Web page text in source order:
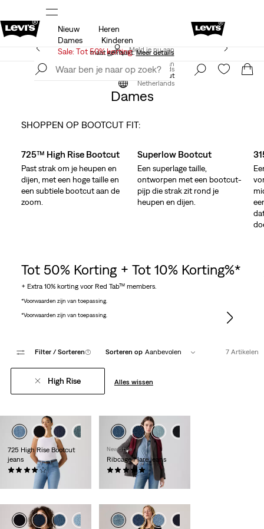
Sale: tot 50% + extra 10% korting*Meer details
Meld je nu aan
Netherlands
Nieuw
Heren
Dames
Kinderen
Sale: Tot 50% korting
Levi's App. Het beste van Levi’s®, speciaal voor jou op
maat gemaakt.Meer details
Meld je nu aan
Netherlands
Kleding Dames Bootcut
Dames
SHOPPEN OP BOOTCUT FIT:
725™ High Rise Bootcut
Past strak om je heupen en
dijen, met een hoge taille en
een subtiele bootcut aan de
zoom.
Superlow Bootcut
Een superlage taille,
ontworpen met een bootcut-
pijp die strak zit rond je
heupen en dijen.
Tot 50% Korting + Tot 10% Korting%*
+ Extra 10% korting voor Red Tab™ members.
*Voorwaarden zijn van toepassing.
*Voorwaarden zijn van toepassing.
Filter / Sorteren(1) Sorteren op Aanbevolen 7 Artikelen
High Rise Alles wissen
725 High Rise Bootcut
jeans
(561)
New Style
Ribcage Flare jeans
(1)